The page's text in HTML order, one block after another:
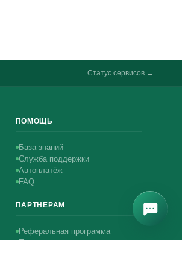
Статус сервисов →
ПОМОЩЬ
База знаний
Служба поддержки
Автоплатёж
FAQ
ПАРТНЁРАМ
Реферальная программа
Программа реселлинга